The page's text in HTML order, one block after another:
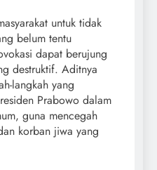
untuk tidak
belum tentu
dapat berujung
destruktif. Aditnya
langkah yang
Prabowo dalam
guna mencegah
korban jiwa yang